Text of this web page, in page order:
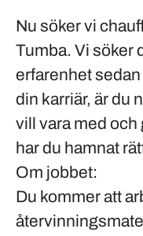
Nu söker vi
Tumba. Vi söker
erfarenhet
din karriär, är du
vill vara med och
har du hamnat
Om jobbet:
Du kommer att